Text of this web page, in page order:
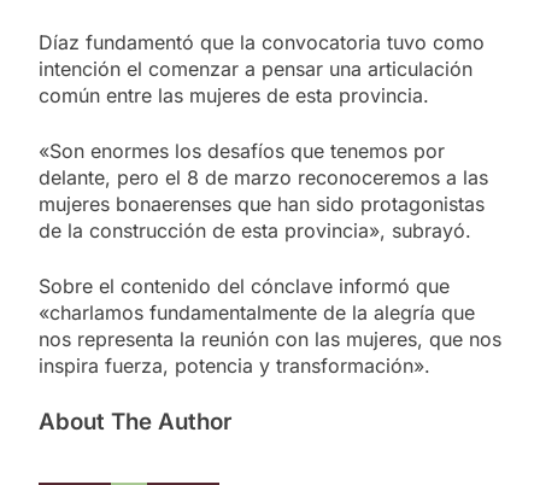
Díaz fundamentó que la convocatoria tuvo como
intención el comenzar a pensar una articulación
común entre las mujeres de esta provincia.
«Son enormes los desafíos que tenemos por
delante, pero el 8 de marzo reconoceremos a las
mujeres bonaerenses que han sido protagonistas
de la construcción de esta provincia», subrayó.
Sobre el contenido del cónclave informó que
«charlamos fundamentalmente de la alegría que
nos representa la reunión con las mujeres, que nos
inspira fuerza, potencia y transformación».
About The Author